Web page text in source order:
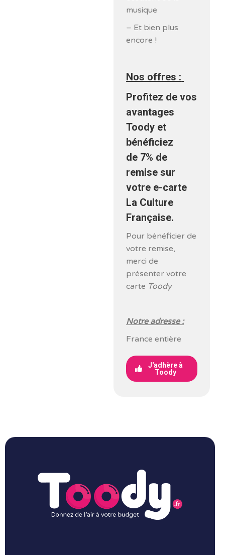
musique
– Et bien plus
encore !
Nos offres :
Profitez de vos
avantages
Toody et
bénéficiez
de 7% de
remise sur
votre e-carte
La Culture
Française.
Pour bénéficier de
votre remise,
merci de
présenter votre
carte Toody
Notre adresse :
France entière
J'adhère à
Toody